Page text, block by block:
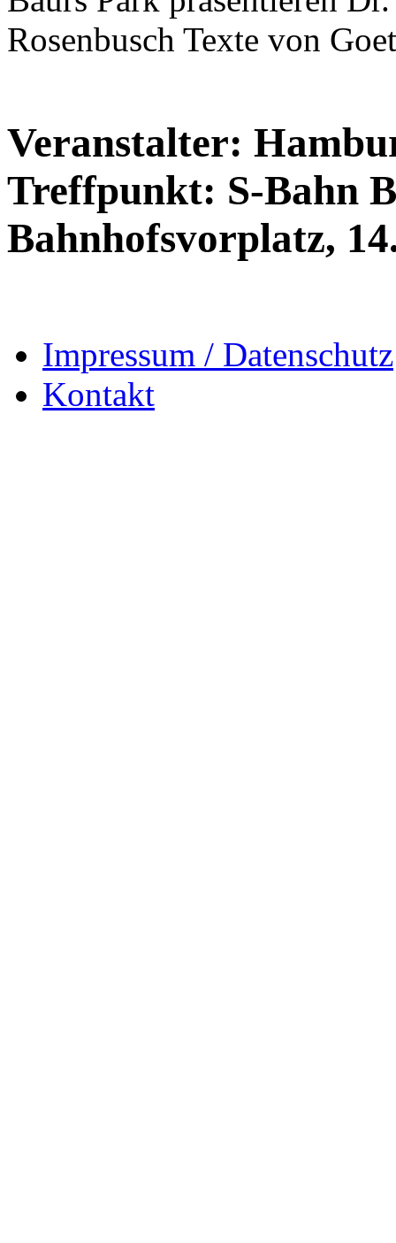
Rosenbusch Texte von
Veranstalter:
Treffpunkt: S-Bahn
Bahnhofsvorplatz,
Impressum / Datenschutz
Kontakt